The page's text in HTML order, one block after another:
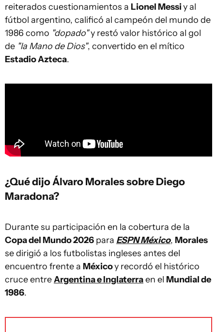
reiterados cuestionamientos a Lionel Messiy al
fútbol argentino, calificó al campeón del mundo de
1986 como "dopado"y restó valor histórico al gol
de "la Mano de Dios", convertido en el mítico
Estadio Azteca.
¿Qué dijo Álvaro Morales sobre Diego
Maradona?
Durante su participación en la cobertura de la
Copa del Mundo 2026 para ESPN México, Morales
se dirigió a los futbolistas ingleses antes del
encuentro frente a Méxicoy recordó el histórico
cruce entreArgentina e Inglaterraen el Mundial de
1986.